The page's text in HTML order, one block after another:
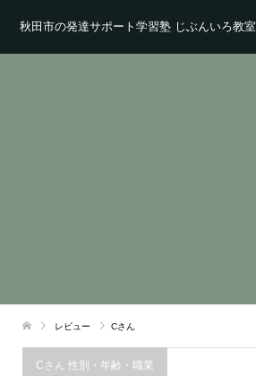
秋田市の発達サポート学習塾 じぶんいろ教室
レビュー Cさん
Cさん 性別・年齢・職業